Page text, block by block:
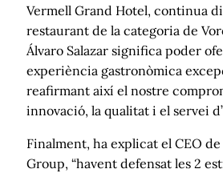
Vermell Grand Hotel, continua
restaurant de la categoria de
Álvaro Salazar significa poder
experiència gastronòmica
reafirmant així el nostre
innovació, la qualitat i el servei
Finalment, ha explicat el CEO
Group, “havent defensat les 2